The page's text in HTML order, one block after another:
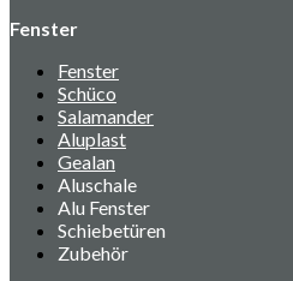
Fenster
Fenster
Schüco
Salamander
Aluplast
Gealan
Aluschale
Alu Fenster
Schiebetüren
Zubehör